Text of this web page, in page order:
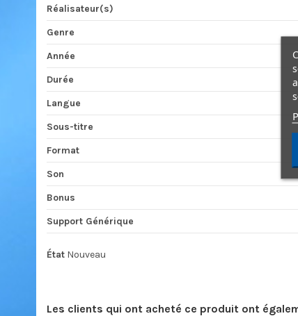
Réalisateur(s)
Genre
Année
Durée
Langue
Sous-titre
Format
Son
Bonus
Support Générique
État Nouveau
Les clients qui ont acheté ce produit ont